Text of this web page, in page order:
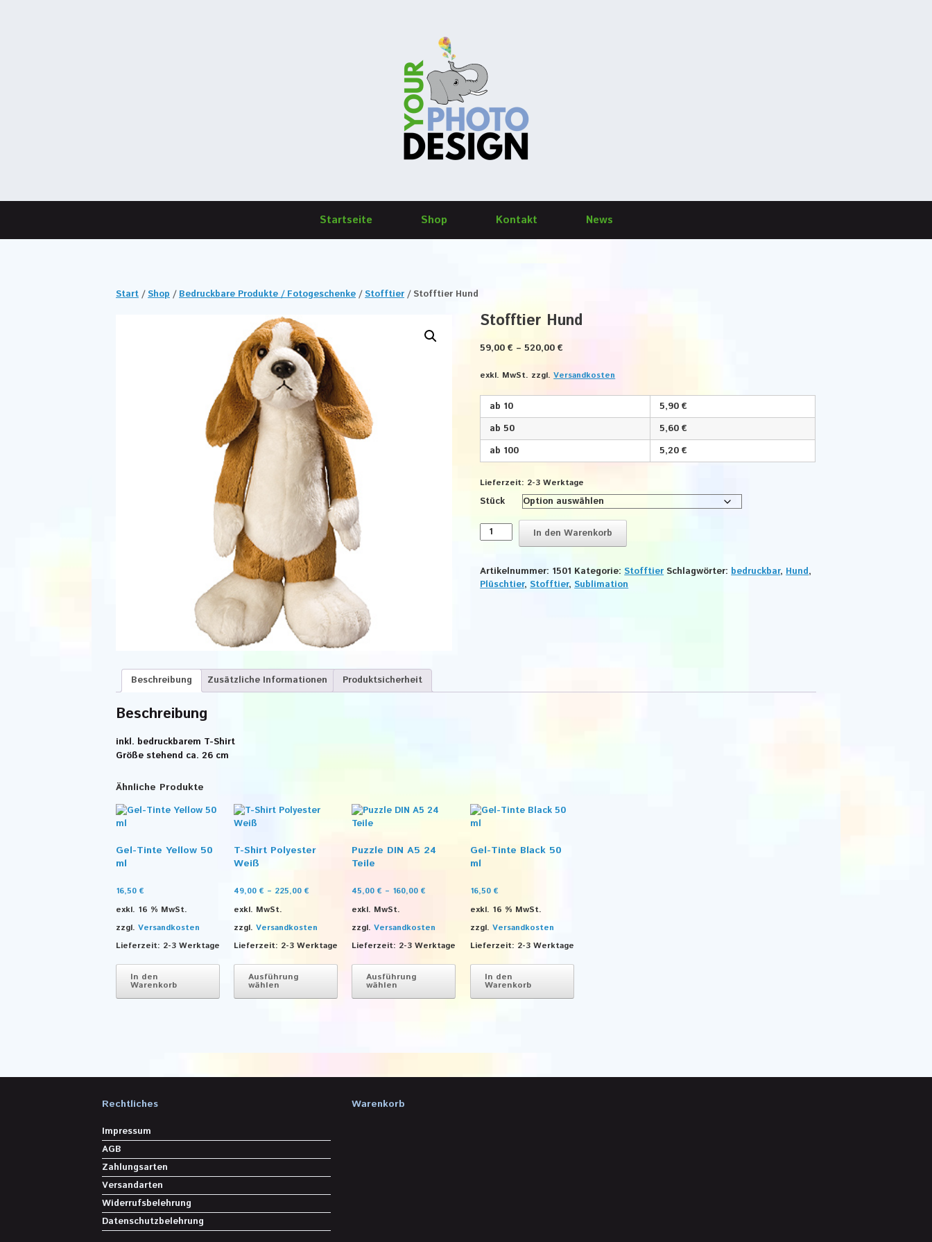
Startseite Shop Kontakt News
Start /Shop /Bedruckbare Produkte / Fotogeschenke /Stofftier / Stofftier Hund
Stofftier Hund
59,00€ –520,00€
exkl. MwSt. zzgl.Versandkosten
ab 10
5,90 €
ab 50
5,60 €
ab 100
5,20 €
Lieferzeit: 2-3 Werktage
Stück
Stofftier
Hund
In den Warenkorb
Artikelnummer: 1501 Kategorie: Stofftier Schlagwörter: bedruckbar, Hund,
Plüschtier, Stofftier, Sublimation
Beschreibung Zusätzliche Informationen Produktsicherheit
Beschreibung
inkl. bedruckbarem T-Shirt
Größe stehend ca. 26 cm
Ähnliche Produkte
Gel-Tinte Yellow 50
ml
16,50 €
exkl. 16 % MwSt.
zzgl. Versandkosten
Lieferzeit: 2-3 Werktage
In den
Warenkorb
T-Shirt Polyester
Weiß
49,00€ – 225,00€
exkl. MwSt.
zzgl.Versandkosten
Lieferzeit: 2-3 Werktage
Ausführung
wählen
Dieses
Produkt
mehrere
Optionen
auf
Produktseite
Puzzle DIN A5 24
Teile
45,00€ – 160,00€
exkl. MwSt.
zzgl.Versandkosten
Lieferzeit: 2-3 Werktage
Ausführung
wählen
Dieses
Produkt
mehrere
Optionen
auf
Gel-Tinte Black 50
ml
16,50 €
exkl. 16 % MwSt.
zzgl. Versandkosten
Lieferzeit: 2-3 Werktage
In den
Warenkorb
Rechtliches
Impressum
AGB
Zahlungsarten
Versandarten
Widerrufsbelehrung
Datenschutzbelehrung
Warenkorb